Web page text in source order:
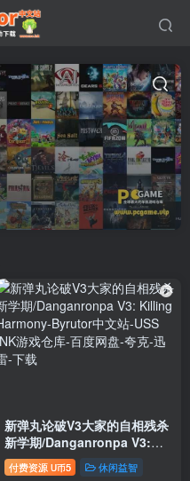
新弹丸论破V3大家的自相残杀
新学期/Danganronpa V3:
Killing Harmony
付费资源 U币5 休闲益智